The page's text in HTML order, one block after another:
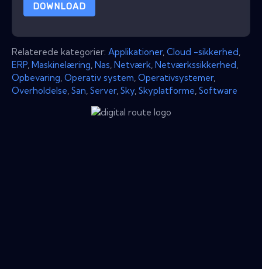
DOWNLOAD
Relaterede kategorier: Applikationer, Cloud -sikkerhed
ERP Maskinelæring Nas Netværk Netværkssikkerhed
Opbevaring Operativ system Operativsystemer,
Overholdelse San Server, Sky Skyplatforme Software